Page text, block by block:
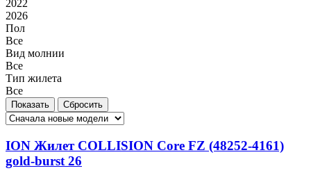
2022
2026
Пол
Все
Вид молнии
Все
Тип жилета
Все
ION Жилет COLLISION Core FZ (48252-4161)
gold-burst 26